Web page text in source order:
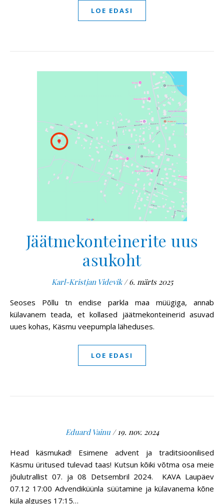
LOE EDASI
Jäätmekonteinerite uus
asukoht
Karl-Kristjan Videvik / 6. märts 2025
Seoses Põllu tn endise parkla maa müügiga, annab
külavanem teada, et kollased jäätmekonteinerid asuvad
uues kohas, Käsmu veepumpla läheduses.
LOE EDASI
Eduard Vainu / 19. nov. 2024
Head käsmukad! Esimene advent ja traditsioonilised
Käsmu üritused tulevad taas! Kutsun kõiki võtma osa meie
jõulutrallist 07. ja 08 Detsembril 2024. KAVA Laupäev
07.12 17:00 Advendiküünla süütamine ja külavanema kõne
küla alguses 17:15…